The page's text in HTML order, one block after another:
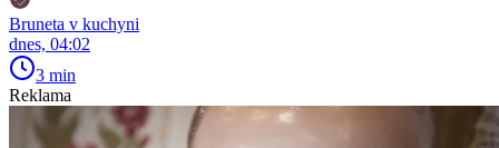
Bruneta v kuchyni
dnes, 04:02
3 min
Reklama